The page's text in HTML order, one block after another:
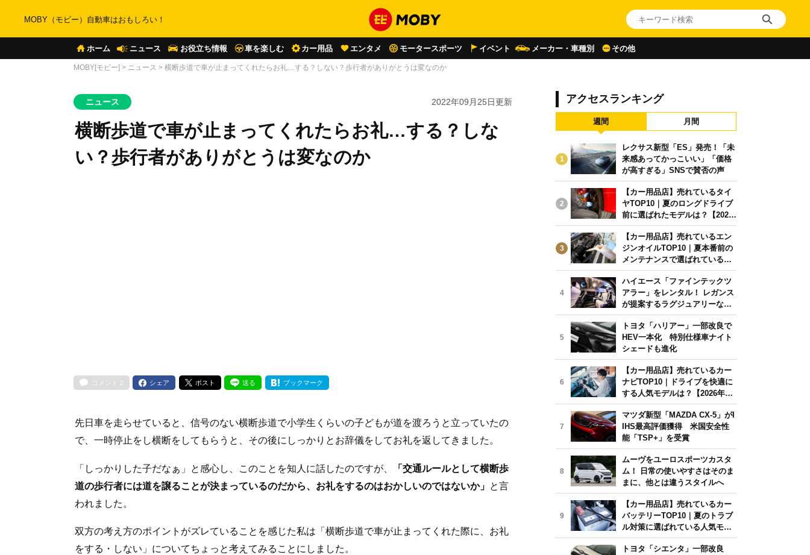
MOBY（モビー）自動車はおもしろい！
ホーム ニュース お役立ち情報 車を楽しむ カー用品 エンタメ モータースポーツ イベント メーカー・車種別 その他
MOBY[モビー] > ニュース > 横断歩道で車が止まってくれたらお礼…する？しない？歩行者がありがとうは変なのか
ニュース 2022年09月25日更新
横断歩道で車が止まってくれたらお礼…する？しな
い？歩行者がありがとうは変なのか
コメント 2 シェア ポスト 送る ブックマーク
先日車を走らせていると、信号のない横断歩道で小学生くらいの子どもが道を渡ろうと立っていたの
で、一時停止をし横断をしてもらうと、その後にしっかりとお辞儀をしてお礼を返してきました。
「しっかりした子だなぁ」と感心し、このことを知人に話したのですが、
「交通ルールとして横断歩
道の歩行者には道を譲ることが決まっているのだから、お礼をするのはおかしいのではないか」 と言
われました。
双方の考え方のポイントがズレていることを感じた私は「横断歩道で車が止まってくれた際に、お礼
をする・しない」についてちょっと考えてみることにしました。
アクセスランキング
週間 月間
1
レクサス新型「ES」発売！「未
来感あってかっこいい」「価格
が高すぎる」SNSで賛否の声
2
【カー用品店】売れているタイ
ヤTOP10｜夏のロングドライブ
前に選ばれたモデルは？【2026
年6月版】
3
【カー用品店】売れているエン
ジンオイルTOP10｜夏本番前の
メンテナンスで選ばれている人
気モデルは？【2026年6月版】
4
ハイエース「ファインテックツ
アラー」をレンタル！ レガンス
が提案するラグジュアリーな移
動体験
5
トヨタ「ハリアー」一部改良で
HEV一本化 特別仕様車ナイト
シェードも進化
6
【カー用品店】売れているカー
ナビTOP10｜ドライブを快適に
する人気モデルは？【2026年6
月版】
7
マツダ新型「MAZDA CX-5」がI
IHS最高評価獲得 米国安全性
能「TSP+」を受賞
8
ムーヴをユーロスポーツカスタ
ム！ 日常の使いやすさはそのま
まに、他とは違うスタイルへ
9
【カー用品店】売れているカー
バッテリーTOP10｜夏のトラブ
ル対策に選ばれている人気モデ
ルは？【2026年6月版】
トヨタ「シエンタ」一部改良